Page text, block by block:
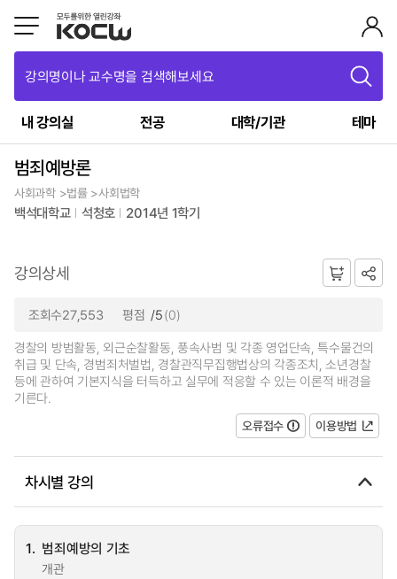
강의명이나 교수명을 검색해보세요
내 강의실 전공 대학/기관 테마
범죄예방론
사회과학 >법률 >사회법학
백석대학교 석청호 2014년 1학기
강의상세
조회수27,553 평점 /5(0)
경찰의 방범활동, 외근순찰활동, 풍속사범 및 각종 영업단속, 특수물건의
취급 및 단속, 경범죄처벌법, 경찰관직무집행법상의 각종조치, 소년경찰
등에 관하여 기본지식을 터득하고 실무에 적응할 수 있는 이론적 배경을
기른다.
오류접수
이용방법
차시별 강의
1. 범죄예방의 기초
개관